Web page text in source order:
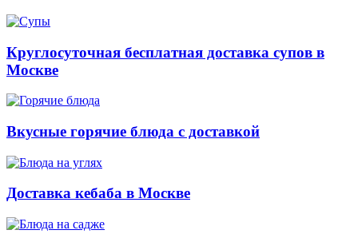
Круглосуточная бесплатная доставка супов в
Москве
Вкусные горячие блюда с доставкой
Доставка кебаба в Москве